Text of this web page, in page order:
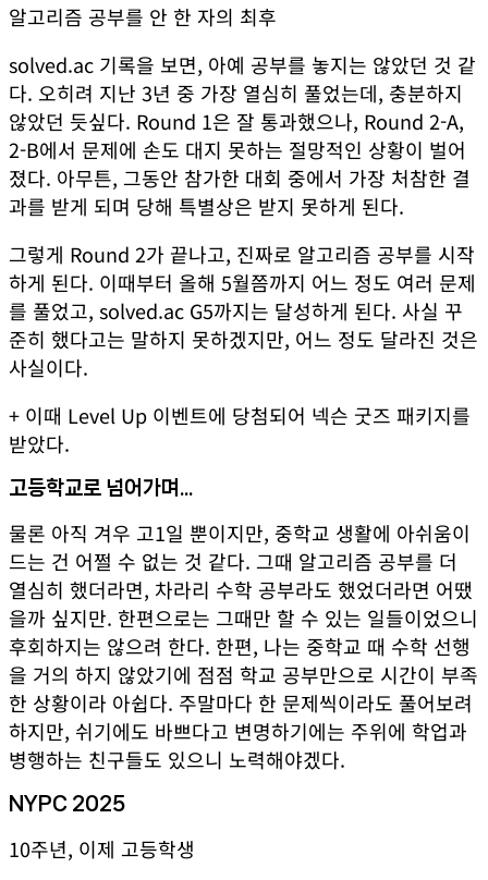
알고리즘 공부를 안 한 자의 최후
solved.ac 기록을 보면, 아예 공부를 놓지는 않았던 것 같
다. 오히려 지난 3년 중 가장 열심히 풀었는데, 충분하지
않았던 듯싶다. Round 1은 잘 통과했으나, Round 2-A,
2-B에서 문제에 손도 대지 못하는 절망적인 상황이 벌어
졌다. 아무튼, 그동안 참가한 대회 중에서 가장 처참한 결
과를 받게 되며 당해 특별상은 받지 못하게 된다.
그렇게 Round 2가 끝나고, 진짜로 알고리즘 공부를 시작
하게 된다. 이때부터 올해 5월쯤까지 어느 정도 여러 문제
를 풀었고, solved.ac G5까지는 달성하게 된다. 사실 꾸
준히 했다고는 말하지 못하겠지만, 어느 정도 달라진 것은
사실이다.
+ 이때 Level Up 이벤트에 당첨되어 넥슨 굿즈 패키지를
받았다.
고등학교로 넘어가며...
물론 아직 겨우 고1일 뿐이지만, 중학교 생활에 아쉬움이
드는 건 어쩔 수 없는 것 같다. 그때 알고리즘 공부를 더
열심히 했더라면, 차라리 수학 공부라도 했었더라면 어땠
을까 싶지만. 한편으로는 그때만 할 수 있는 일들이었으니
후회하지는 않으려 한다. 한편, 나는 중학교 때 수학 선행
을 거의 하지 않았기에 점점 학교 공부만으로 시간이 부족
한 상황이라 아쉽다. 주말마다 한 문제씩이라도 풀어보려
하지만, 쉬기에도 바쁘다고 변명하기에는 주위에 학업과
병행하는 친구들도 있으니 노력해야겠다.
NYPC 2025
10주년, 이제 고등학생